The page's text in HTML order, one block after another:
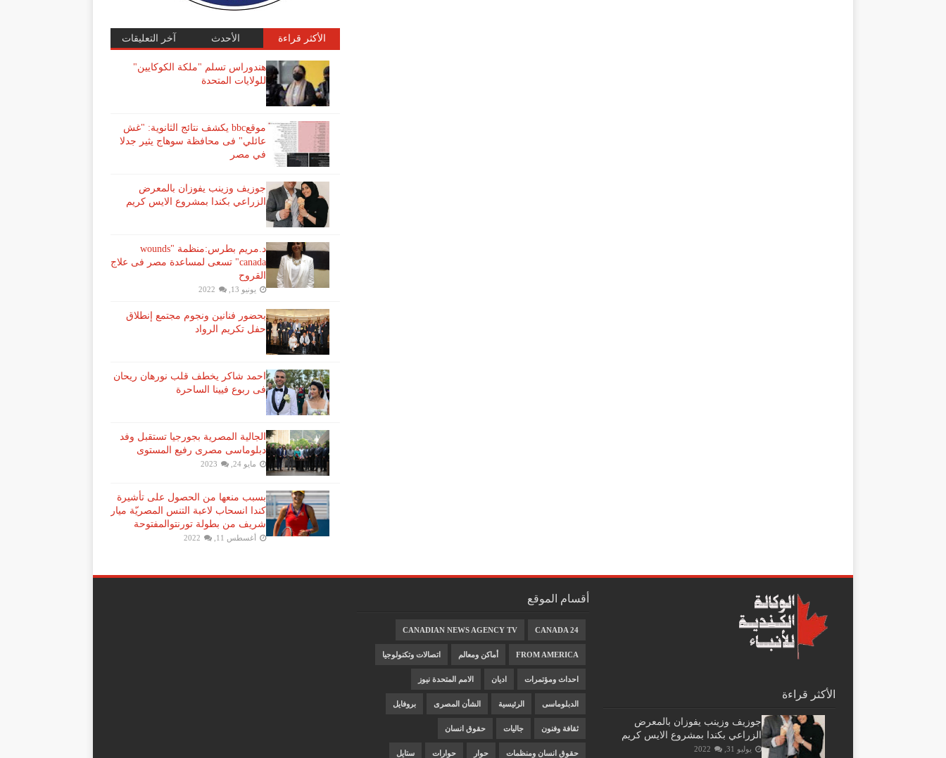
الأكثر قراءة الأحدث آخر التعليقات
هندوراس تسلم "ملكة الكوكايين"
للولايات المتحدة
موقعbbc يكشف نتائج الثانوية: "غش
عائلي" فى محافظة سوهاج يثير جدلا
في مصر
جوزيف وزينب يفوزان بالمعرض
الزراعي بكندا بمشروع الايس كريم
د.مريم بطرس:منظمة "wounds
canada" تسعى لمساعدة مصر فى علاج
القروح
يونيو 13, 2022
بحضور فنانين ونجوم مجتمع إنطلاق
حفل تكريم الرواد
احمد شاكر يخطف قلب نورهان ريحان
فى ربوع فيينا الساحرة
الجالية المصرية بجورجيا تستقبل وفد
دبلوماسى مصرى رفيع المستوى
مايو 24, 2023
بسبب منعها من الحصول على تأشيرة
كندا انسحاب لاعبة ​التنس​ المصريّة ​ميار
شريف​ من بطولة ​تورنتو​المفتوحة
أغسطس 11, 2022
الأكثر قراءة
جوزيف وزينب يفوزان بالمعرض
الزراعي بكندا بمشروع الايس كريم
يوليو 31, 2022
أقسام الموقع
CANADA 24
CANADIAN NEWS AGENCY TV
FROM AMERICA أماكن ومعالم اتصالات وتكنولوجيا
احداث ومؤتمرات اديان الامم المتحدة نيوز
الدبلوماسى الرئيسية الشأن المصرى بروفايل
ثقافة وفنون جاليات حقوق انسان
حقوق انسان ومنظمات حوار حوارات ستايل